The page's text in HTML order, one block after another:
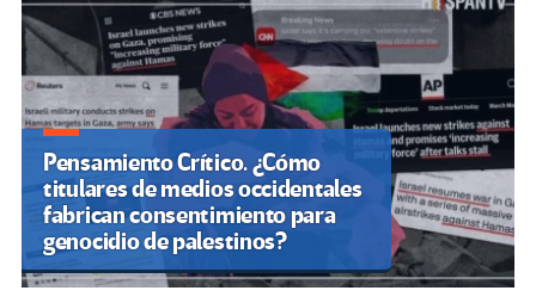
Pensamiento Crítico. ¿Cómo
titulares de medios occidentales
fabrican consentimiento para
genocidio de palestinos?